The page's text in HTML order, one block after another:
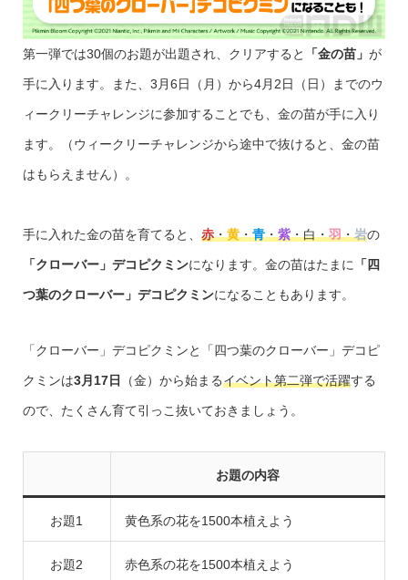
第一弾では30個のお題が出題され、クリアすると 「金の苗」 が
手に入ります。また、3月6日（月）から4月2日（日）までのウ
ィークリーチャレンジに参加することでも、金の苗が手に入り
ます。（ウィークリーチャレンジから途中で抜けると、金の苗
はもらえません）。
手に入れた金の苗を育てると、 赤・黄・青・紫・白・羽・岩の
「クローバー」デコピクミンになります。金の苗はたまに 「四
つ葉のクローバー」デコピクミンになることもあります。
「クローバー」デコピクミンと「四つ葉のクローバー」デコピ
クミンは3月17日 （金）から始まるイベント第二弾で活躍する
ので、たくさん育て引っこ抜いておきましょう。
お題の内容
お題1 黄色系の花を1500本植えよう
お題2 赤色系の花を1500本植えよう